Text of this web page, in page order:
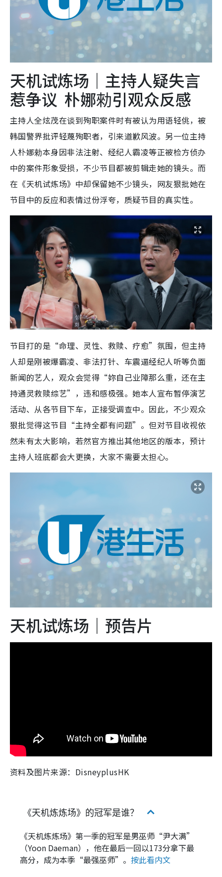
天机试炼场｜主持人疑失言
惹争议 朴娜勑引观众反感
主持人全炫茂在谈到殉职案件时有被认为用语轻佻，被
韩国警界批评轻蔑殉职者，引来道歉风波。另一位主持
人朴娜勑本身因非法注射、经纪人霸凌等正被检方侦办
中的案件形象受损，不少节目都被剪辑走她的镜头。而
在《天机试炼场》中却保留她不少镜头，网友狠批她在
节目中的反应和表情过份浮夸，质疑节目的真实性。
节目打的是“命理、灵性、救赎、疗愈”氛围，但主持
人却是刚被爆霸凌、非法打针、车震逼经纪人听等负面
新闻的艺人，观众会觉得“妳自己业障那么重，还在主
持通灵救赎综艺”，违和感极强。她本人宣布暂停演艺
活动、从各节目下车，正接受调查中。因此，不少观众
狠批觉得这节目“主持全都有问题”。但对节目收视依
然未有太大影响，若然官方推出其他地区的版本，预计
主持人班底都会大更换，大家不需要太担心。
天机试炼场｜预告片
资料及图片来源：DisneyplusHK
《天机炼炼场》的冠军是谁？
《天机炼炼场》第一季的冠军是男巫师“尹大满”
（Yoon Daeman），他在最后一回以173分拿下最
高分，成为本季“最强巫师”。 按此看内文